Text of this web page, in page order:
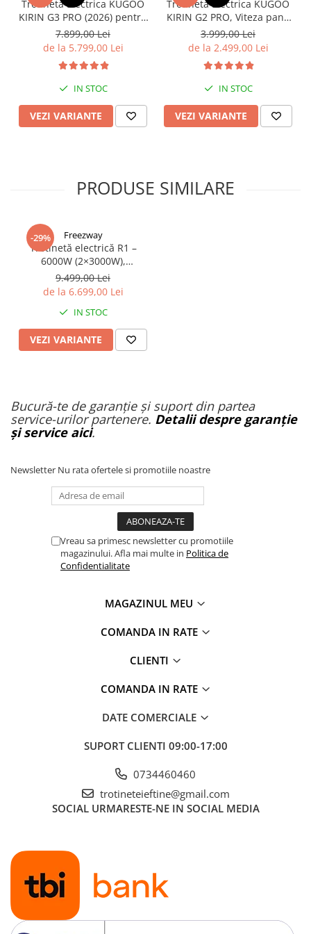
Trotineta Electrica KUGOO
KIRIN G3 PRO (2026) pentru
Teren Accidentat (Off-Road
Electric Scooter) - Motor
Dual 2x1200W, Autonomie
de 80km, Viteză Până la
65km/h, Baterie 52V 23.2Ah
7.899,00 Lei
de la 5.799,00 Lei
IN STOC
VEZI VARIANTE
Trotineta Electrica KUGOO
KIRIN G2 PRO, Viteza pana
la 45km/h, Autonomie
55Km, Motor 600W, 48V
15Ah
3.999,00 Lei
de la 2.499,00 Lei
IN STOC
VEZI VARIANTE
PRODUSE SIMILARE
-29% Freezway
Trotinetă electrică R1 –
6000W (2×3000W),
autonomie 100 km, viteză
90 km/h, suspensie dublă,
frâne hidraulice
9.499,00 Lei
de la 6.699,00 Lei
IN STOC
VEZI VARIANTE
Bucură-te de garanție și suport din partea
service-urilor partenere. Detalii despre garanție
și service aici.
Newsletter Nu rata ofertele si promotiile noastre
Vreau sa primesc newsletter cu promotiile
magazinului. Afla mai multe in Politica de
Confidentialitate
MAGAZINUL MEU
COMANDA IN RATE
CLIENTI
COMANDA IN RATE
DATE COMERCIALE
SUPORT CLIENTI 09:00-17:00
0734460460
trotineteieftine@gmail.com
SOCIAL URMARESTE-NE IN SOCIAL MEDIA